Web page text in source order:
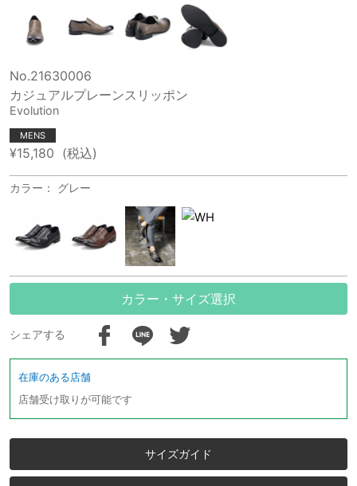
No.21630006
カジュアルプレーンスリッポン
Evolution
MENS
¥15,180 (税込)
カラー： グレー
カラー・サイズ選択
シェアする
在庫のある店舗
店舗受け取りが可能です
サイズガイド